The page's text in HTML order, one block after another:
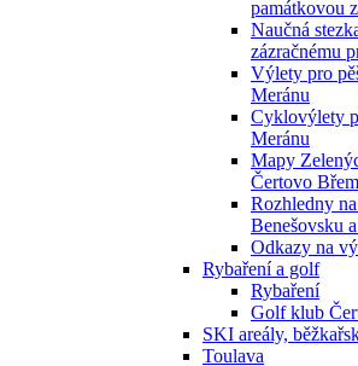
památkovou
Naučná
zázračnému
Výlety pro
Meránu
Cyklovýlety
Meránu
Mapy
Čertovo
Rozhledny
Benešovsku
Odkazy na
Rybaření a golf
Rybaření
Golf klub
SKI areály,
Toulava